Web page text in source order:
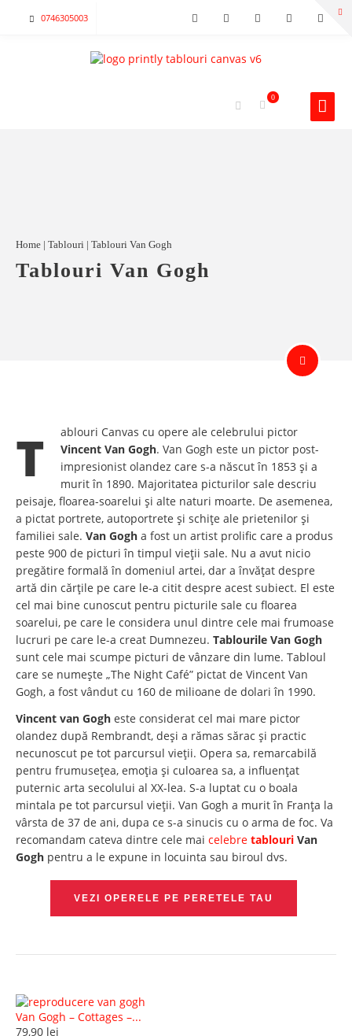
0746305003
0
Home | Tablouri | Tablouri Van Gogh
Tablouri Van Gogh
Tablouri Canvas cu opere ale celebrului pictor
Vincent Van Gogh. Van Gogh este un pictor post-
impresionist olandez care s-a născut în 1853 și a
murit în 1890. Majoritatea picturilor sale descriu
peisaje, floarea-soarelui și alte naturi moarte. De asemenea,
a pictat portrete, autoportrete și schițe ale prietenilor și
familiei sale. Van Gogh a fost un artist prolific care a produs
peste 900 de picturi în timpul vieții sale. Nu a avut nicio
pregătire formală în domeniul artei, dar a învățat despre
artă din cărțile pe care le-a citit despre acest subiect. El este
cel mai bine cunoscut pentru picturile sale cu floarea
soarelui, pe care le considera unul dintre cele mai frumoase
lucruri pe care le-a creat Dumnezeu. Tablourile Van Gogh
sunt cele mai scumpe picturi de vânzare din lume. Tabloul
care se numește „The Night Café” pictat de Vincent Van
Gogh, a fost vândut cu 160 de milioane de dolari în 1990.
Vincent van Gogh este considerat cel mai mare pictor
olandez după Rembrandt, deși a rămas sărac și practic
necunoscut pe tot parcursul vieții. Opera sa, remarcabilă
pentru frumusețea, emoția și culoarea sa, a influențat
puternic arta secolului al XX-lea. S-a luptat cu o boala
mintala pe tot parcursul vieții. Van Gogh a murit în Franța la
vârsta de 37 de ani, dupa ce s-a sinucis cu o arma de foc. Va
recomandam cateva dintre cele mai celebre tablouri Van
Gogh pentru a le expune in locuinta sau biroul dvs.
VEZI OPERELE PE PERETELE TAU
Van Gogh – Cottages –...
79,90 lei